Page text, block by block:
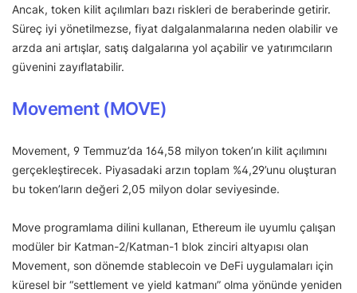
Ancak, token kilit açılımları bazı riskleri de beraberinde getirir.
Süreç iyi yönetilmezse, fiyat dalgalanmalarına neden olabilir ve
arzda ani artışlar, satış dalgalarına yol açabilir ve yatırımcıların
güvenini zayıflatabilir.
Movement (MOVE)
Movement, 9 Temmuz’da 164,58 milyon token’ın kilit açılımını
gerçekleştirecek. Piyasadaki arzın toplam %4,29’unu oluşturan
bu token’ların değeri 2,05 milyon dolar seviyesinde.
Move programlama dilini kullanan, Ethereum ile uyumlu çalışan
modüler bir Katman-2/Katman-1 blok zinciri altyapısı olan
Movement, son dönemde stablecoin ve DeFi uygulamaları için
küresel bir “settlement ve yield katmanı” olma yönünde yeniden